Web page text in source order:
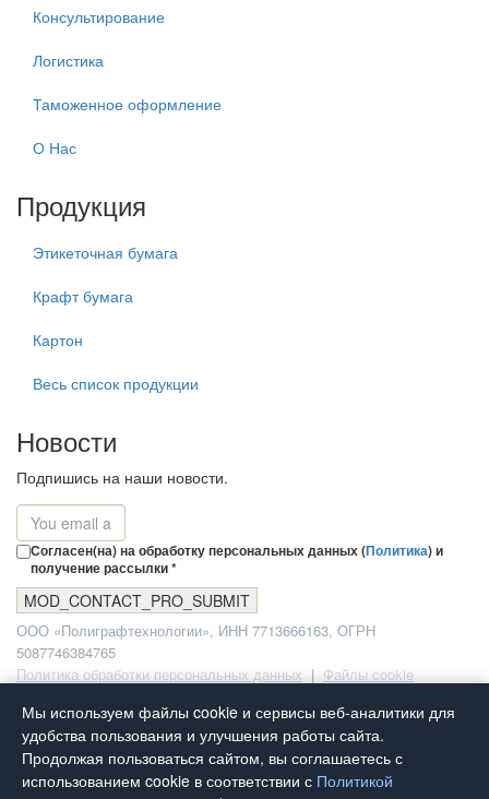
Консультирование
Логистика
Таможенное оформление
О Нас
Продукция
Этикеточная бумага
Крафт бумага
Картон
Весь список продукции
Новости
Подпишись на наши новости.
Согласен(на) на обработку персональных данных (Политика) и
получение рассылки *
ООО «Полиграфтехнологии», ИНН 7713666163, ОГРН
5087746384765
Политика обработки персональных данных | Файлы cookie
Copyright © 2008 - 2019 Art Paper All rights reserved.
Домой
Продукция
Услуги
Мы используем файлы cookie и сервисы веб-аналитики для
удобства пользования и улучшения работы сайта.
Продолжая пользоваться сайтом, вы соглашаетесь с
использованием cookie в соответствии с Политикой